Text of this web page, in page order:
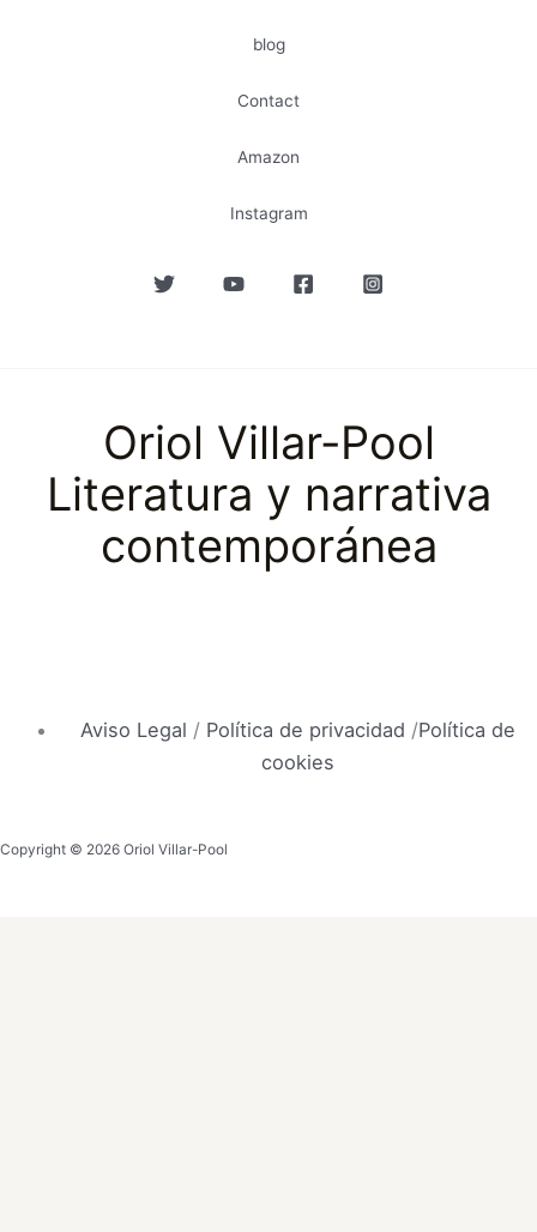
blog
Contact
Amazon
Instagram
Oriol Villar-Pool
Literatura y narrativa
contemporánea
Aviso Legal / Política de privacidad /Política de
cookies
Copyright © 2026 Oriol Villar-Pool